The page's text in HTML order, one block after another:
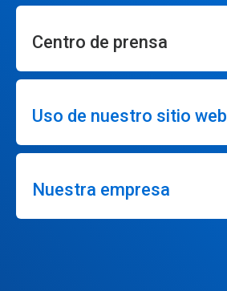
Centro de prensa
Uso de nuestro sitio web
Nuestra empresa